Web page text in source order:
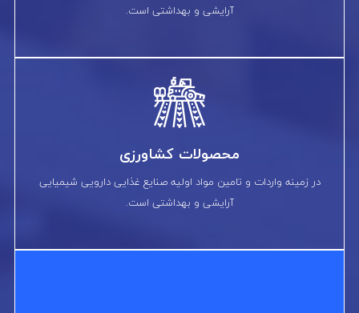
آرایشی و بهداشتی است.
محصولات کشاورزی
در زمینه واردات و تامین مواد اولیه صنایع غذایی دارویی شیمیایی
آرایشی و بهداشتی است.